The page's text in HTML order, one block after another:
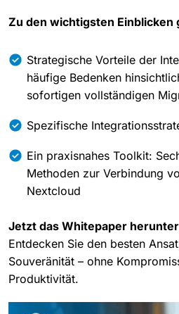
Zu den wichtigsten Einblicken
Strategische Vorteile der
häufige Bedenken
sofortigen vollständigen
Spezifische
Ein praxisnahes Toolkit:
Methoden zur Verbindung
Nextcloud
Jetzt das Whitepaper
Entdecken Sie den besten
Souveränität – ohne
Produktivität.